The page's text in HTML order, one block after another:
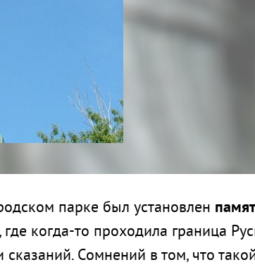
парке был установлен
когда-то проходила граница
Сомнений в том, что